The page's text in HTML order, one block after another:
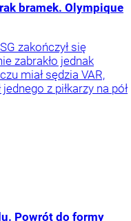
bramek. Olympique
zakończył się
zabrakło jednak
miał sędzia VAR,
z piłkarzy na pół
Powrót do formy